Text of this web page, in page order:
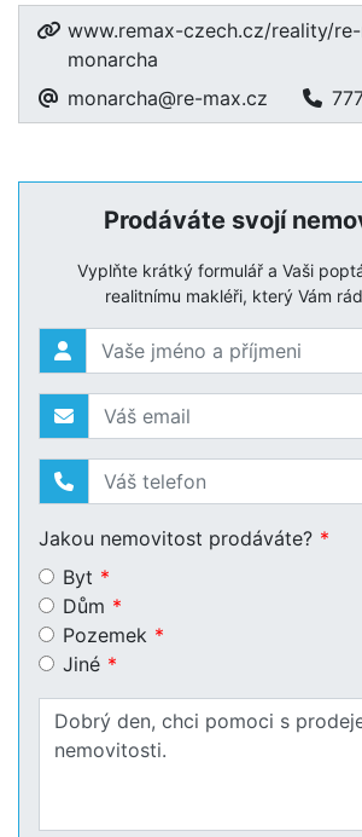
www.remax-czech.cz/reality/
monarcha
monarcha@re-max.cz
Prodáváte svojí
Vyplňte krátký formulář a Vaši
realitnímu makléři, který Vám
Jakou nemovitost prodáváte?
Byt
Dům
Pozemek
Jiné